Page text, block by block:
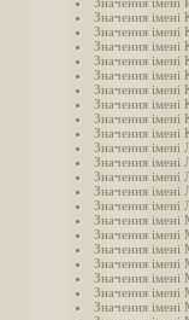
Значення імені
Значення імені
Значення імені
Значення імені
Значення імені
Значення імені
Значення імені
Значення імені
Значення імені
Значення імені
Значення імені
Значення імені
Значення імені
Значення імені
Значення імені
Значення імені
Значення імені
Значення імені
Значення імені
Значення імені
Значення імені
Значення імені